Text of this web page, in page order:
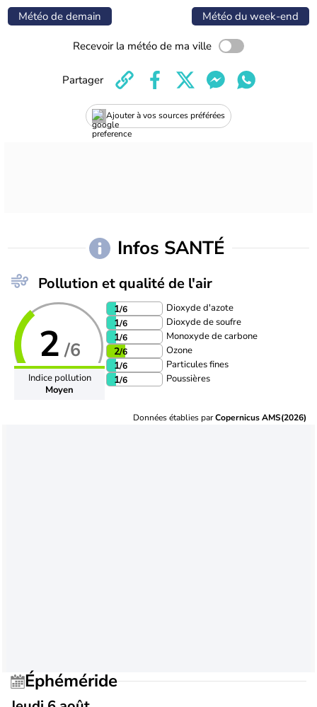
Météo de demain Météo du week-end
Recevoir la météo de ma ville
Ajouter à vos sources préférées
Partager
Infos SANTÉ
Pollution et qualité de l'air
2 /6
Indice pollution
Moyen
1/6 Dioxyde d'azote
1/6 Dioxyde de soufre
1/6 Monoxyde de carbone
2/6 Ozone
1/6 Particules fines
1/6 Poussières
Données établies parCopernicus AMS(2026)
Éphéméride